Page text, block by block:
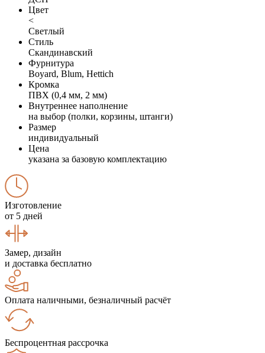
Цвет
<
Светлый
Стиль
Скандинавский
Фурнитура
Boyard, Blum, Hettich
Кромка
ПВХ (0,4 мм, 2 мм)
Внутреннее наполнение
на выбор (полки, корзины, штанги)
Размер
индивидуальный
Цена
указана за базовую комплектацию
Изготовление
от 5 дней
Замер, дизайн
и доставка бесплатно
Оплата наличными, безналичный расчёт
Беспроцентная рассрочка